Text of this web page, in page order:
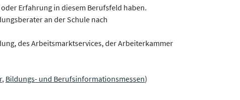
Erfahrung in diesem Berufsfeld haben.
an der Schule nach
des Arbeitsmarktservices, der Arbeiterkammer
​​​​​​​, Bildungs- und Berufsinformationsmessen​​​​​​​)